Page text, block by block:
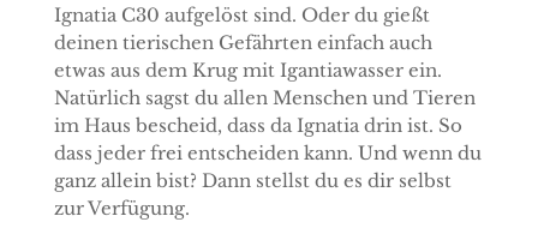
Ignatia C30 aufgelöst sind. Oder du gießt
deinen tierischen Gefährten einfach auch
etwas aus dem Krug mit Igantiawasser ein.
Natürlich sagst du allen Menschen und Tieren
im Haus bescheid, dass da Ignatia drin ist. So
dass jeder frei entscheiden kann. Und wenn du
ganz allein bist? Dann stellst du es dir selbst
zur Verfügung.